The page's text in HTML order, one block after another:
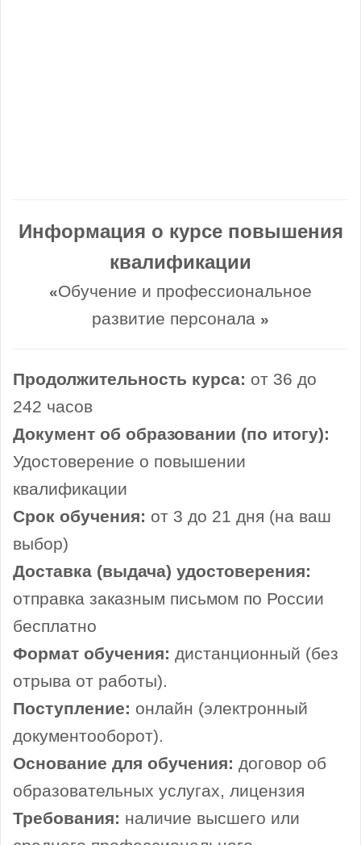
Информация о курсе повышения
квалификации
«Обучение и профессиональное
развитие персонала »
Продолжительность курса: от 36 до
242 часов
Документ об образовании (по итогу):
Удостоверение о повышении
квалификации
Срок обучения: от 3 до 21 дня (на ваш
выбор)
Доставка (выдача) удостоверения:
отправка заказным письмом по России
бесплатно
Формат обучения: дистанционный (без
отрыва от работы).
Поступление: онлайн (электронный
документооборот).
Основание для обучения: договор об
образовательных услугах, лицензия
Требования: наличие высшего или